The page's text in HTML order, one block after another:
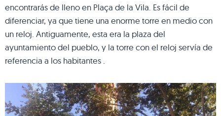
encontrarás de lleno en Plaça de la Vila. Es fácil de
diferenciar, ya que tiene una enorme torre en medio con
un reloj. Antiguamente, esta era la plaza del
ayuntamiento del pueblo, y la torre con el reloj servía de
referencia a los habitantes .